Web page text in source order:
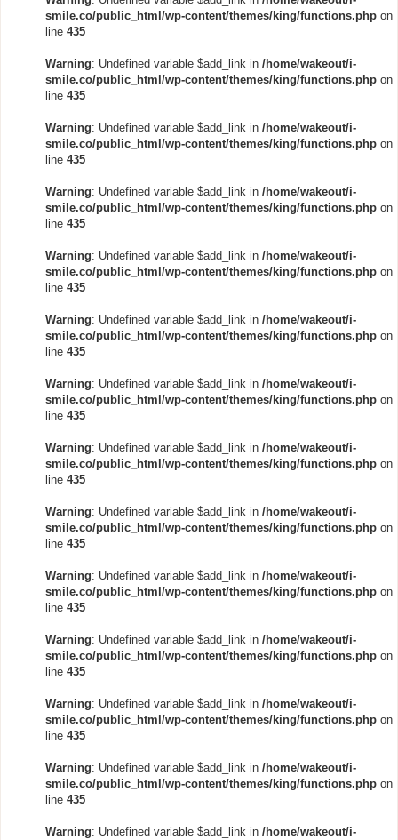
smile.co/public_html/wp-content/themes/king/functions.php on
line 435
Warning: Undefined variable $add_link in /home/wakeout/i-
smile.co/public_html/wp-content/themes/king/functions.php on
line 435
Warning: Undefined variable $add_link in /home/wakeout/i-
smile.co/public_html/wp-content/themes/king/functions.php on
line 435
Warning: Undefined variable $add_link in /home/wakeout/i-
smile.co/public_html/wp-content/themes/king/functions.php on
line 435
Warning: Undefined variable $add_link in /home/wakeout/i-
smile.co/public_html/wp-content/themes/king/functions.php on
line 435
Warning: Undefined variable $add_link in /home/wakeout/i-
smile.co/public_html/wp-content/themes/king/functions.php on
line 435
Warning: Undefined variable $add_link in /home/wakeout/i-
smile.co/public_html/wp-content/themes/king/functions.php on
line 435
Warning: Undefined variable $add_link in /home/wakeout/i-
smile.co/public_html/wp-content/themes/king/functions.php on
line 435
Warning: Undefined variable $add_link in /home/wakeout/i-
smile.co/public_html/wp-content/themes/king/functions.php on
line 435
Warning: Undefined variable $add_link in /home/wakeout/i-
smile.co/public_html/wp-content/themes/king/functions.php on
line 435
Warning: Undefined variable $add_link in /home/wakeout/i-
smile.co/public_html/wp-content/themes/king/functions.php on
line 435
Warning: Undefined variable $add_link in /home/wakeout/i-
smile.co/public_html/wp-content/themes/king/functions.php on
line 435
Warning: Undefined variable $add_link in /home/wakeout/i-
smile.co/public_html/wp-content/themes/king/functions.php on
line 435
Warning: Undefined variable $add_link in /home/wakeout/i-